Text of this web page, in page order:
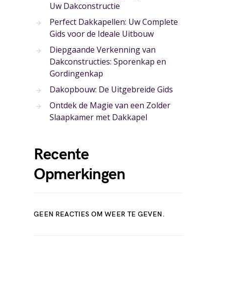
Uw Dakconstructie
Perfect Dakkapellen: Uw Complete
Gids voor de Ideale Uitbouw
Diepgaande Verkenning van
Dakconstructies: Sporenkap en
Gordingenkap
Dakopbouw: De Uitgebreide Gids
Ontdek de Magie van een Zolder
Slaapkamer met Dakkapel
Recente
Opmerkingen
GEEN REACTIES OM WEER TE GEVEN.